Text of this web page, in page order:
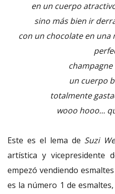
en un cuerpo
sino más bien ir
con un chocolate en una
un cuerpo
totalmente
wooo hooo...
Este es el lema de Suzi
artística y vicepresidente
empezó vendiendo
es la número 1 de